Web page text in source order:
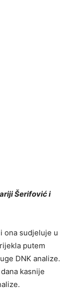
Šerifović i
ona sudjeluje u
putem
DNK analize.
kasnije